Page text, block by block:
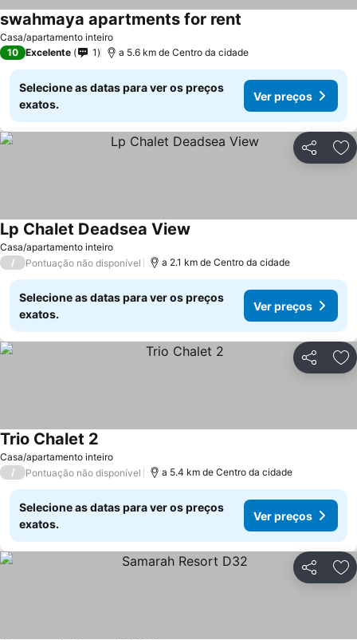
Casa/apartamento inteiro
swahmaya apartments for rent
10 Excelente 1 a 5.6 km de Centro da cidade
Selecione as datas para ver os preços
exatos.
Ver preços
Partilhar
Casa/apartamento inteiro
Lp Chalet Deadsea View
/ Pontuação não disponível a 2.1 km de Centro da cidade
Selecione as datas para ver os preços
exatos.
Ver preços
Partilhar
Casa/apartamento inteiro
Trio Chalet 2
/ Pontuação não disponível a 5.4 km de Centro da cidade
Selecione as datas para ver os preços
exatos.
Ver preços
Partilhar